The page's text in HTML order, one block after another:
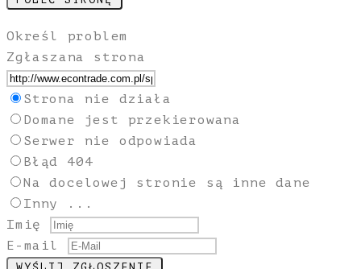
Określ problem
Zgłaszana strona
Strona nie działa
Domane jest przekierowana
Serwer nie odpowiada
Błąd 404
Na docelowej stronie są inne dane
Inny ...
Imię
E-mail